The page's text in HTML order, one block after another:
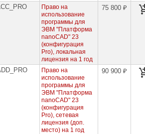
Право на
использование
программы для
ЭВМ "Платформа
nanoCAD" 23
(конфигурация
Pro), локальная
лицензия на 1 год
75 800 ₽
Право на
использование
программы для
ЭВМ "Платформа
nanoCAD" 23
(конфигурация
Pro), сетевая
лицензия (доп.
место) на 1 год
90 900 ₽